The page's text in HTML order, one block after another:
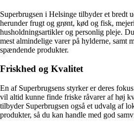
Superbrugsen i Helsinge tilbyder et bredt
herunder frugt og grønt, kød og fisk,
husholdningsartikler og personlig pleje.
mest almindelige varer på hylderne, samt
spændende produkter.
Friskhed og Kvalitet
En af Superbrugsens styrker er deres
vil altid kunne finde friske råvarer af høj
tilbyder Superbrugsen også et udvalg af
produkter, så du kan handle med god